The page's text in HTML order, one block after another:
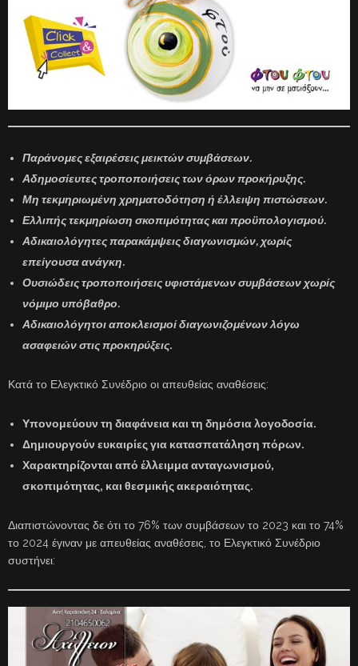
Παράνομες εξαιρέσεις μεικτών συμβάσεων.
Αδημοσίευτες τροποποιήσεις των όρων προκήρυξης.
Μη τεκμηριωμένη χρηματοδότηση ή έλλειψη πιστώσεων.
Ελλιπής τεκμηρίωση σκοπιμότητας και προϋπολογισμού.
Αδικαιολόγητες παρακάμψεις διαγωνισμών, χωρίς
επείγουσα ανάγκη.
Ουσιώδεις τροποποιήσεις υφιστάμενων συμβάσεων χωρίς
νόμιμο υπόβαθρο.
Αδικαιολόγητοι αποκλεισμοί διαγωνιζομένων λόγω
ασαφειών στις προκηρύξεις.
Κατά το Ελεγκτικό Συνέδριο οι απευθείας αναθέσεις:
Υπονομεύουν τη διαφάνεια και τη δημόσια λογοδοσία.
Δημιουργούν ευκαιρίες για κατασπατάληση πόρων.
Χαρακτηρίζονται από έλλειμμα ανταγωνισμού,
σκοπιμότητας, και θεσμικής ακεραιότητας.
Διαπιστώνοντας δε ότι το 76% των συμβάσεων το 2023 και το 74%
το 2024 έγιναν με απευθείας αναθέσεις, το Ελεγκτικό Συνέδριο
συστήνει: